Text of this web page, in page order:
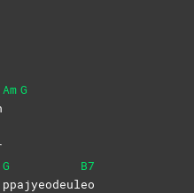
Am G
G
ppajyeodeul
B7
eo